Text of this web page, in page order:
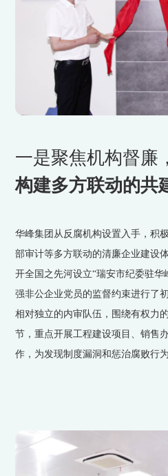
一是聚焦机构督廉，
构建多方联动的共
华峰集团从反腐机构设置入手，积
部审计等多方联动的清廉企业建设
开全国之先河设立“瑞安市纪委驻
强非公企业党员的监督约束进行了
相对独立的内审队伍，围绕有权力
节，重点开展工程建设项目、销售
作，为发现制度漏洞和惩治腐败行